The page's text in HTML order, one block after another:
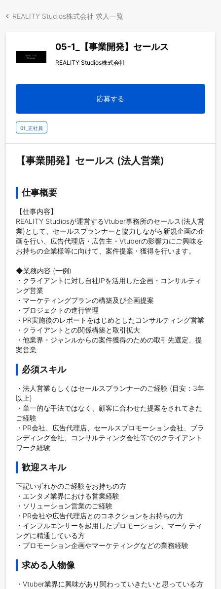
REALITY Studios株式会社 求人一覧
05-1_【事業開発】セールス
REALITY Studios株式会社
応募する
01_正社員
【事業開発】セールス (法人営業)
仕事概要
【仕事内容】
REALITY Studiosが運営するVtuber事務所のセールス(法人営
業)として、セールスプランナーと協力しながら新規企画の企
画を行い、広告代理店・広告主・Vtuberの影響力にご興味を
お持ちの企業様等に向けて、案件提案・獲得を行います。
◆業務内容 (一例)
・クライアントに対し自社IPを活用した企画・コンサルティ
ング営業
・マーケティングプランの構築及び企画提案
・プロジェクトの進行管理
・PR実施後のレポートをはじめとしたコンサルティング営業
・クライアントとの関係構築と取引拡大
・他業界・ジャンルからの案件獲得のための取引先選定、提
案営業
必須スキル
・法人営業もしくはセールスプランナーのご経験 (目安：3年
以上)
・単一的な手法ではなく、顧客に合わせた提案をされてきた
ご経験
・PR会社、広告代理店、セールスプロモーション会社、ブラ
ンディング会社、コンサルティング会社等でのクライアント
ワーク経験
歓迎スキル
下記いずれかのご経験をお持ちの方
・エンタメ業界における営業経験
・ソリューション営業のご経験
・PR会社や広告代理店とのコネクションをお持ちの方
・インフルエンサーを起用したプロモーション、マーケティ
ングに精通している方
・プロモーション企画やマーケティングなどの業務経験
求める人物像
・Vtuber業界に興味があり関わっていきたいと思っている方